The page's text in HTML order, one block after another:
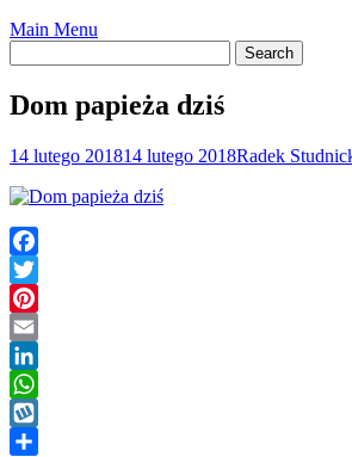
Main Menu
Dom papieża dziś
14 lutego 201814 lutego 2018Radek
Facebook
Twitter
Pinterest
Email
LinkedIn
WhatsApp
Wykop